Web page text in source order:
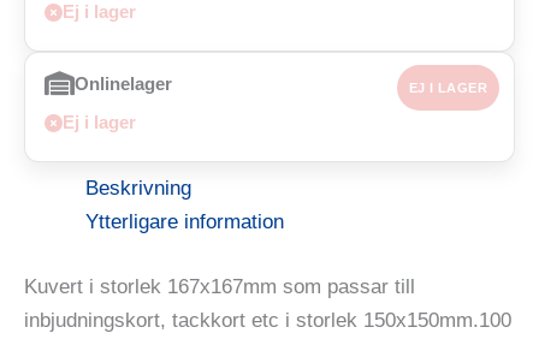
Ej i lager
Onlinelager EJ I LAGER
Ej i lager
Beskrivning
Ytterligare information
Kuvert i storlek 167x167mm som passar till
inbjudningskort, tackkort etc i storlek 150x150mm.100